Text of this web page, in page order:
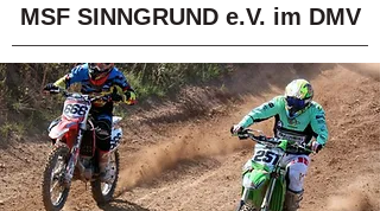
MSF SINNGRUND e.V. im DMV